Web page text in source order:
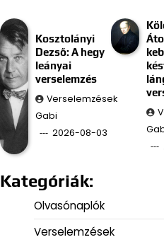
Kosztolányi
Dezső: A hegy
leányai
verselemzés
Verselemzések
Gabi
2026-08-03
Kategóriák:
Olvasónaplók
Verselemzések